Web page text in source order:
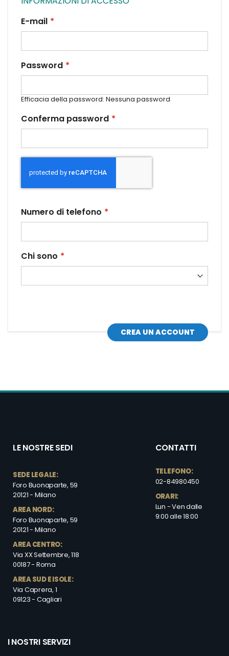
E-mail
Password
Efficacia della password: Nessuna password
Conferma password
Numero di telefono
Chi sono
CREA UN ACCOUNT
LE NOSTRE SEDI
SEDE LEGALE:
Foro Buonaparte, 59
20121 - Milano
AREA NORD:
Foro Buonaparte, 59
20121 - Milano
AREA CENTRO:
Via XX Settembre, 118
00187 - Roma
AREA SUD E ISOLE:
Via Caprera, 1
09123 - Cagliari
CONTATTI
TELEFONO:
02-84980450
ORARI:
Lun - Ven dalle
9:00 alle 18:00
I NOSTRI SERVIZI